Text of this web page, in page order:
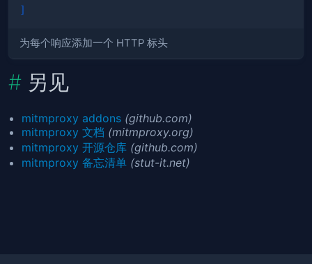
]
为每个响应添加一个 HTTP 标头
另见
mitmproxy addons (github.com)
mitmproxy 文档 (mitmproxy.org)
mitmproxy 开源仓库 (github.com)
mitmproxy 备忘清单 (stut-it.net)